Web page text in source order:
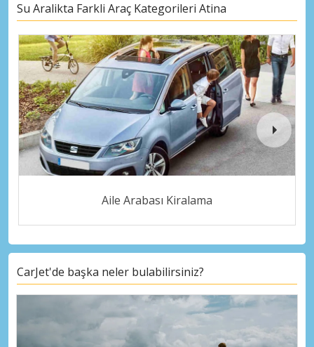
Su Aralikta Farkli Araç Kategorileri Atina
Aile Arabası Kiralama
CarJet'de başka neler bulabilirsiniz?